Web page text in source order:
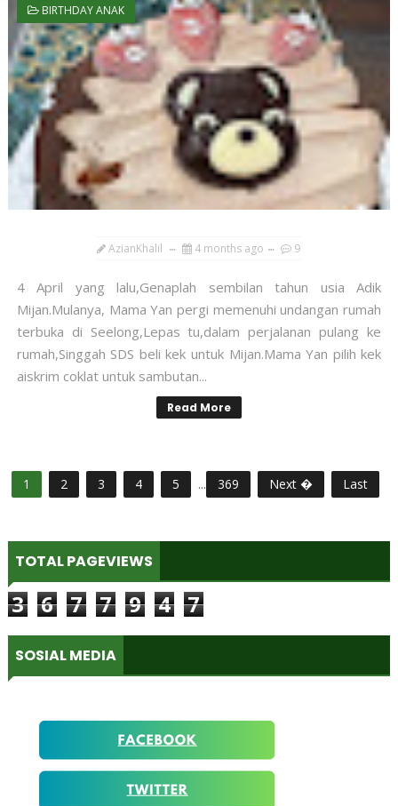
BIRTHDAY ANAK
AzianKhalil 4 months ago 9
4 April yang lalu,Genaplah sembilan tahun usia Adik
Mijan.Mulanya, Mama Yan pergi memenuhi undangan rumah
terbuka di Seelong,Lepas tu,dalam perjalanan pulang ke
rumah,Singgah SDS beli kek untuk Mijan.Mama Yan pilih kek
aiskrim coklat untuk sambutan...
Read More
1 2 3 4 5 ... 369 Next � Last
TOTAL PAGEVIEWS
3 6 7 7 9 4 7
SOSIAL MEDIA